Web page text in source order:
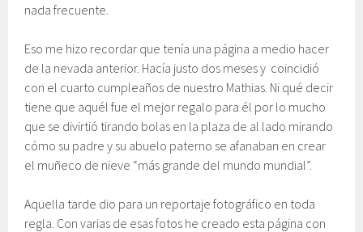
nada frecuente.
Eso me hizo recordar que tenía una página a medio hacer
de la nevada anterior. Hacía justo dos meses y coincidió
con el cuarto cumpleaños de nuestro Mathias. Ni qué decir
tiene que aquél fue el mejor regalo para él por lo mucho
que se divirtió tirando bolas en la plaza de al lado mirando
cómo su padre y su abuelo paterno se afanaban en crear
el muñeco de nieve “más grande del mundo mundial”.
Aquella tarde dio para un reportaje fotográfico en toda
regla. Con varias de esas fotos he creado esta página con